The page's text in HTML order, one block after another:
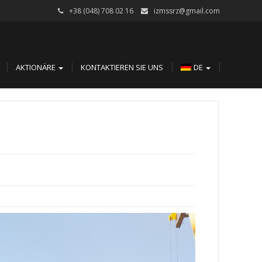
+38 (048) 708 02 16 izmssrz@gmail.com
AKTIONÄRE KONTAKTIEREN SIE UNS DE